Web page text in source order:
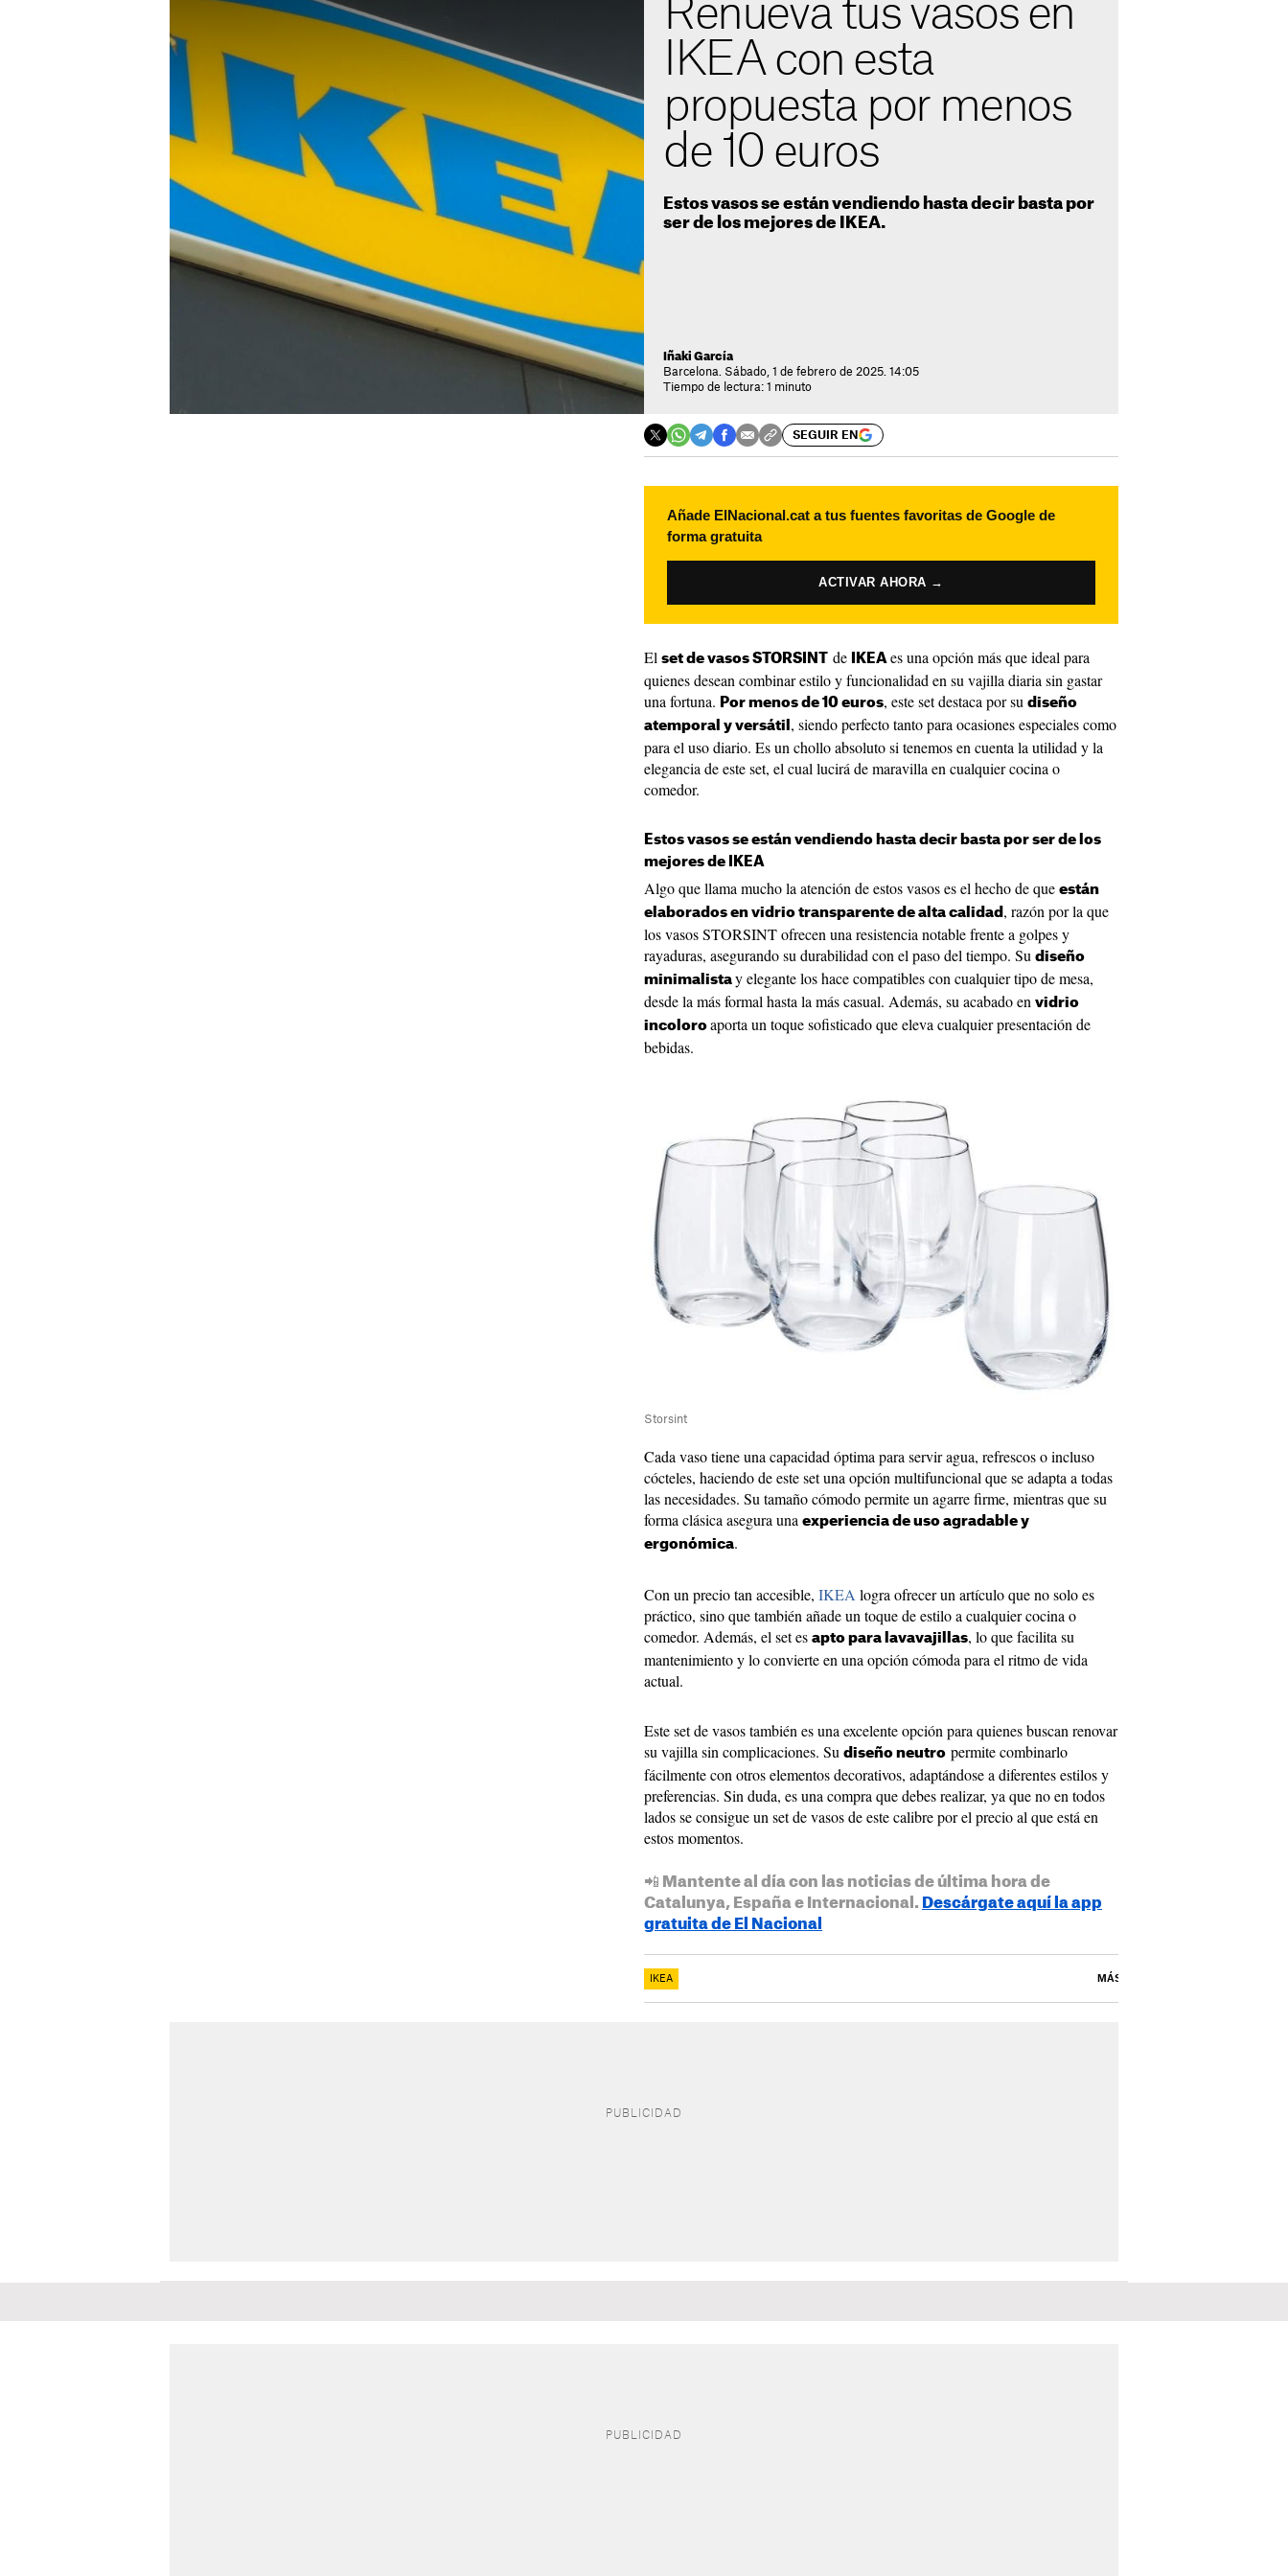
Renueva tus vasos en
IKEA con esta
propuesta por menos
de 10 euros
Estos vasos se están vendiendo hasta decir basta por
ser de los mejores de IKEA.
Iñaki García
Barcelona. Sábado, 1 de febrero de 2025. 14:05
Tiempo de lectura: 1 minuto
SEGUIR EN
Añade ElNacional.cat a tus fuentes favoritas de Google de
forma gratuita
ACTIVAR AHORA →
El set de vasos STORSINT de IKEA es una opción más que ideal para
quienes desean combinar estilo y funcionalidad en su vajilla diaria sin gastar
una fortuna. Por menos de 10 euros, este set destaca por su diseño
atemporal y versátil , siendo perfecto tanto para ocasiones especiales como
para el uso diario. Es un chollo absoluto si tenemos en cuenta la utilidad y la
elegancia de este set, el cual lucirá de maravilla en cualquier cocina o
comedor.
Estos vasos se están vendiendo hasta decir basta por ser de los
mejores de IKEA
Algo que llama mucho la atención de estos vasos es el hecho de que están
elaborados en vidrio transparente de alta calidad , razón por la que
los vasos STORSINT ofrecen una resistencia notable frente a golpes y
rayaduras, asegurando su durabilidad con el paso del tiempo. Su diseño
minimalista y elegante los hace compatibles con cualquier tipo de mesa,
desde la más formal hasta la más casual. Además, su acabado en vidrio
incoloro aporta un toque sofisticado que eleva cualquier presentación de
bebidas.
Storsint
Cada vaso tiene una capacidad óptima para servir agua, refrescos o incluso
cócteles, haciendo de este set una opción multifuncional que se adapta a todas
las necesidades. Su tamaño cómodo permite un agarre firme, mientras que su
forma clásica asegura una experiencia de uso agradable y
ergonómica.
Con un precio tan accesible, IKEA logra ofrecer un artículo que no solo es
práctico, sino que también añade un toque de estilo a cualquier cocina o
comedor. Además, el set es apto para lavavajillas, lo que facilita su
mantenimiento y lo convierte en una opción cómoda para el ritmo de vida
actual.
Este set de vasos también es una excelente opción para quienes buscan renovar
su vajilla sin complicaciones. Su diseño neutro permite combinarlo
fácilmente con otros elementos decorativos, adaptándose a diferentes estilos y
preferencias. Sin duda, es una compra que debes realizar, ya que no en todos
lados se consigue un set de vasos de este calibre por el precio al que está en
estos momentos.
📲 Mantente al día con las noticias de última hora de
Catalunya, España e Internacional. Descárgate aquí la app
gratuita de El Nacional
IKEA MÁS